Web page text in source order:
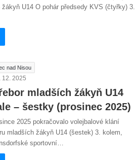
žákyň U14 O pohár předsedy KVS (čtyřky) 3.
nad Nisou
12. 2025
mladších žákyň U14
– šestky (prosinec 2025)
2025 pokračovalo volejbalové klání
mladších žákyň U14 (šestek) 3. kolem,
sportovní…